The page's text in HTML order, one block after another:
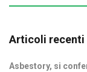
Articoli recenti
Asbestory, si